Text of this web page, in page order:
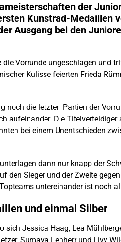
der
Kunstrad-Medaillen
Ausgang bei den
Vorrunde ungeschlagen
Kulisse feierten Frieda
die letzten Partien der
aufeinander. Die
bei einem Unentschieden
dann nur knapp der
den Sieger und der Zweite
untereinander ist noch
und einmal Silber
Jessica Haag, Lea
Sumaya Lenherr und Livy